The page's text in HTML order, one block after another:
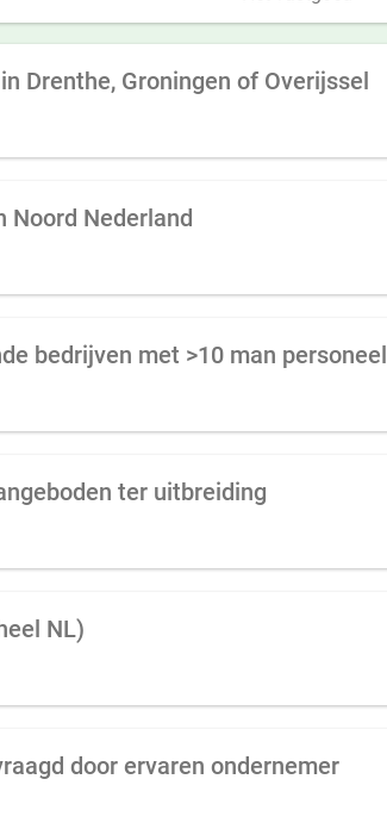
Drenthe, Groningen of Overijssel
Noord Nederland
bedrijven met >10 man personeel
ter uitbreiding
NL)
door ervaren ondernemer